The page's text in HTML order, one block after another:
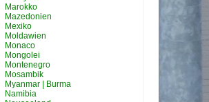
Marokko
Mazedonien
Mexiko
Moldawien
Monaco
Mongolei
Montenegro
Mosambik
Myanmar | Burma
Namibia